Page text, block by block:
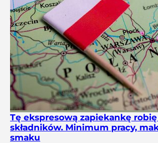
Tę ekspresową zapiekankę robię
składników. Minimum pracy,
smaku